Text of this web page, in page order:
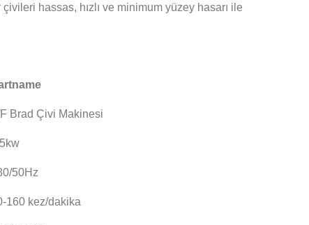
hassas, hızlı ve minimum yüzey hasarı ile
Brad Çivi Makinesi
50Hz
160 kez/dakika